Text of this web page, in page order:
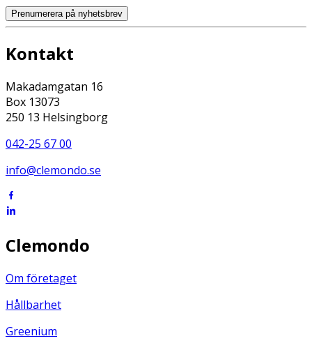
Prenumerera på nyhetsbrev
Kontakt
Makadamgatan 16
Box 13073
250 13 Helsingborg
042-25 67 00
info@clemondo.se
Clemondo
Om företaget
Hållbarhet
Greenium